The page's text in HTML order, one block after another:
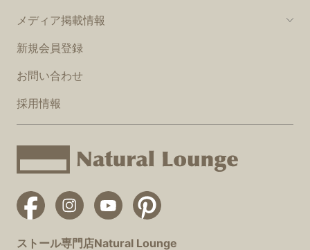
メディア掲載情報
新規会員登録
お問い合わせ
採用情報
ストール専門店Natural Lounge